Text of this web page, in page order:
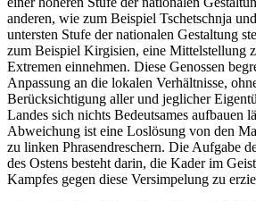
anderen, wie zum Beispiel Tschetschnja
untersten Stufe der nationalen Gestaltung
zum Beispiel Kirgisien, eine Mittelstellung
Extremen einnehmen. Diese Genossen
Anpassung an die lokalen Verhältnisse,
Berücksichtigung aller und jeglicher
Landes sich nichts Bedeutsames aufbauen
Abweichung ist eine Loslösung von den
zu linken Phrasendreschern. Die Aufgabe
des Ostens besteht darin, die Kader im
Kampfes gegen diese Versimpelung zu